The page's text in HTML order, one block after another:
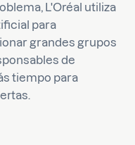
L'Oréal utiliza
para
grandes grupos
de
tiempo para